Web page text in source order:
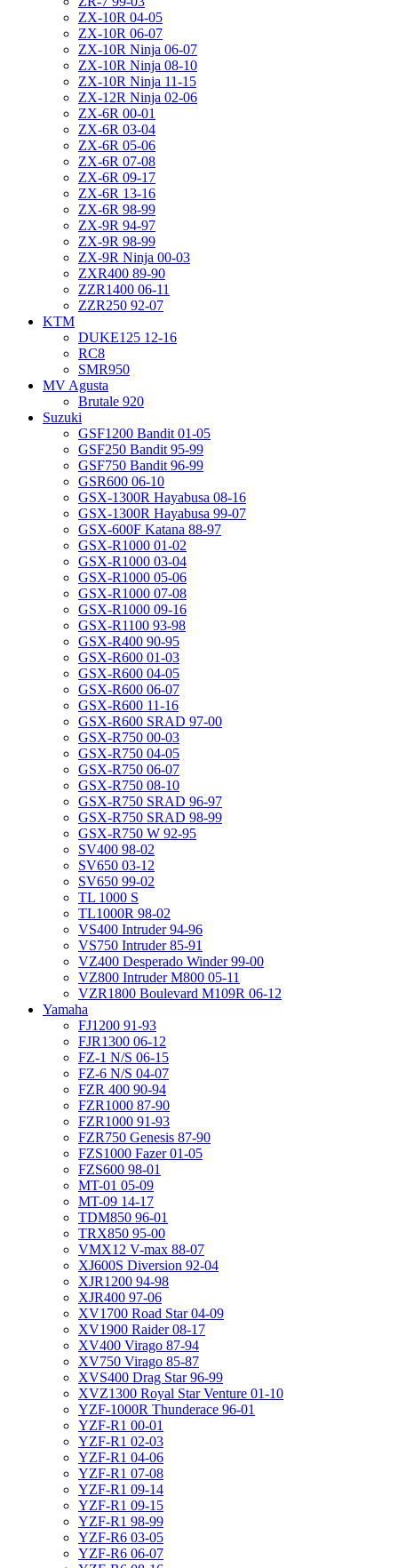
ZX-10R 04-05
ZX-10R 06-07
ZX-10R Ninja 06-07
ZX-10R Ninja 08-10
ZX-10R Ninja 11-15
ZX-12R Ninja 02-06
ZX-6R 00-01
ZX-6R 03-04
ZX-6R 05-06
ZX-6R 07-08
ZX-6R 09-17
ZX-6R 13-16
ZX-6R 98-99
ZX-9R 94-97
ZX-9R 98-99
ZX-9R Ninja 00-03
ZXR400 89-90
ZZR1400 06-11
ZZR250 92-07
KTM
DUKE125 12-16
RC8
SMR950
MV Agusta
Brutale 920
Suzuki
GSF1200 Bandit 01-05
GSF250 Bandit 95-99
GSF750 Bandit 96-99
GSR600 06-10
GSX-1300R Hayabusa 08-16
GSX-1300R Hayabusa 99-07
GSX-600F Katana 88-97
GSX-R1000 01-02
GSX-R1000 03-04
GSX-R1000 05-06
GSX-R1000 07-08
GSX-R1000 09-16
GSX-R1100 93-98
GSX-R400 90-95
GSX-R600 01-03
GSX-R600 04-05
GSX-R600 06-07
GSX-R600 11-16
GSX-R600 SRAD 97-00
GSX-R750 00-03
GSX-R750 04-05
GSX-R750 06-07
GSX-R750 08-10
GSX-R750 SRAD 96-97
GSX-R750 SRAD 98-99
GSX-R750 W 92-95
SV400 98-02
SV650 03-12
SV650 99-02
TL 1000 S
TL1000R 98-02
VS400 Intruder 94-96
VS750 Intruder 85-91
VZ400 Desperado Winder 99-00
VZ800 Intruder M800 05-11
VZR1800 Boulevard M109R 06-12
Yamaha
FJ1200 91-93
FJR1300 06-12
FZ-1 N/S 06-15
FZ-6 N/S 04-07
FZR 400 90-94
FZR1000 87-90
FZR1000 91-93
FZR750 Genesis 87-90
FZS1000 Fazer 01-05
FZS600 98-01
MT-01 05-09
MT-09 14-17
TDM850 96-01
TRX850 95-00
VMX12 V-max 88-07
XJ600S Diversion 92-04
XJR1200 94-98
XJR400 97-06
XV1700 Road Star 04-09
XV1900 Raider 08-17
XV400 Virago 87-94
XV750 Virago 85-87
XVS400 Drag Star 96-99
XVZ1300 Royal Star Venture 01-10
YZF-1000R Thunderace 96-01
YZF-R1 00-01
YZF-R1 02-03
YZF-R1 04-06
YZF-R1 07-08
YZF-R1 09-14
YZF-R1 09-15
YZF-R1 98-99
YZF-R6 03-05
YZF-R6 06-07